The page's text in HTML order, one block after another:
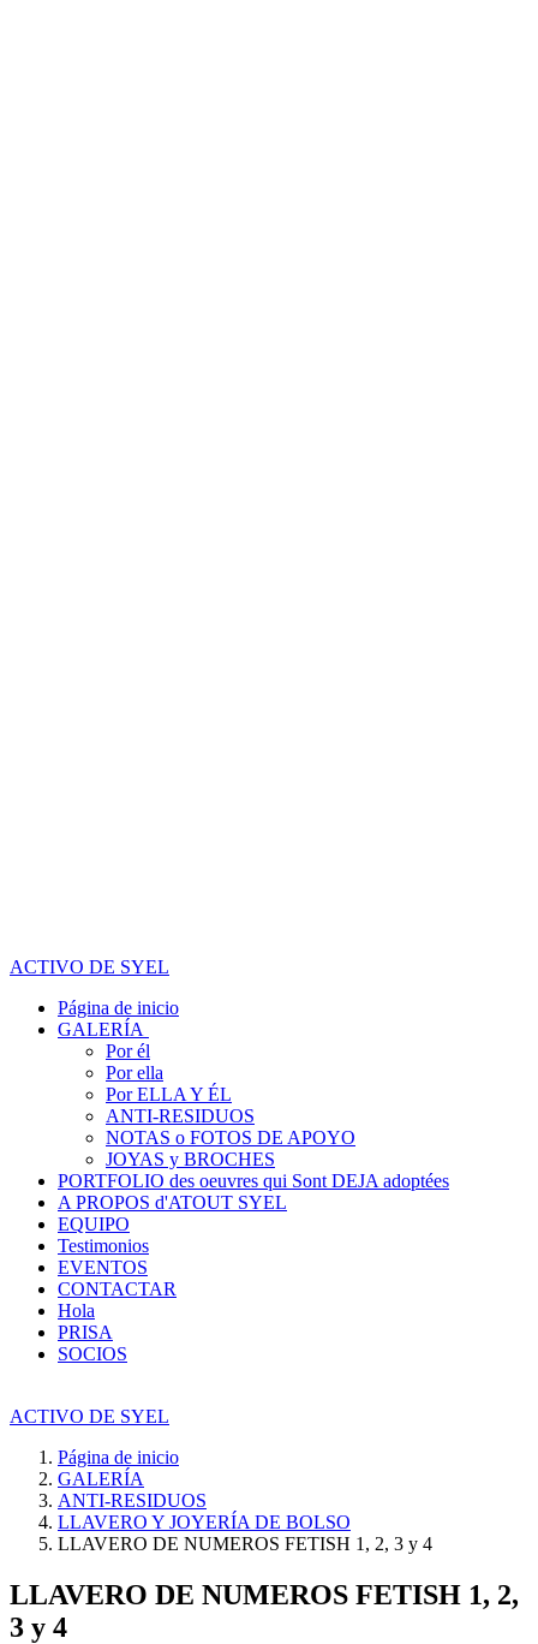
ACTIVO DE SYEL
Página de inicio
GALERÍA
Por él
Por ella
Por ELLA Y ÉL
ANTI-RESIDUOS
NOTAS o FOTOS DE APOYO
JOYAS y BROCHES
PORTFOLIO des oeuvres qui Sont DEJA adoptées
A PROPOS d'ATOUT SYEL
EQUIPO
Testimonios
EVENTOS
CONTACTAR
Hola
PRISA
SOCIOS
ACTIVO DE SYEL
Página de inicio
GALERÍA
ANTI-RESIDUOS
LLAVERO Y JOYERÍA DE BOLSO
LLAVERO DE NUMEROS FETISH 1, 2, 3 y 4
LLAVERO DE NUMEROS FETISH 1, 2,
3 y 4